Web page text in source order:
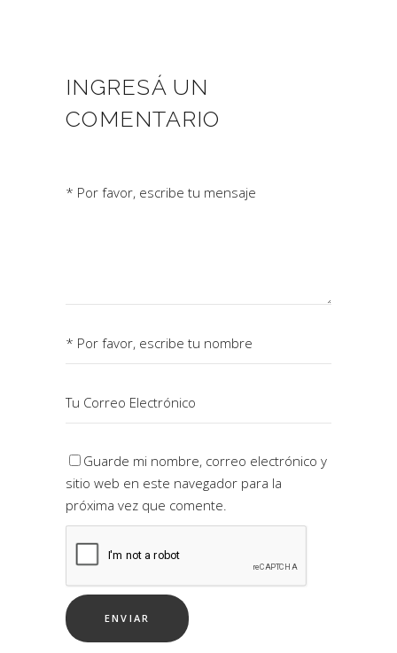
INGRESÁ UN
COMENTARIO
Guarde mi nombre, correo electrónico y
sitio web en este navegador para la
próxima vez que comente.